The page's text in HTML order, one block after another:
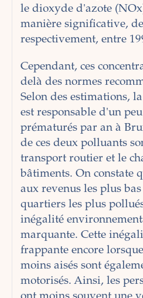
le dioxyde d'azote
manière significative,
respectivement, entre
Cependant, ces
delà des normes
Selon des estimations,
est responsable d'un
prématurés par an à
de ces deux polluants
transport routier et le
bâtiments. On constate
aux revenus les plus
quartiers les plus
inégalité
marquante. Cette
frappante encore
moins aisés sont
motorisés. Ainsi, les